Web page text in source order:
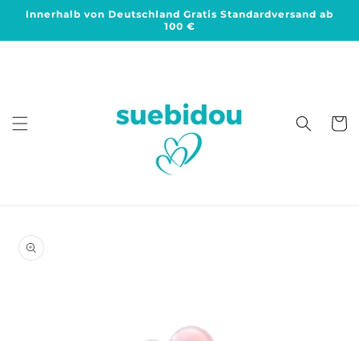
zum
Innerhalb von Deutschland Gratis Standardversand ab
100 €